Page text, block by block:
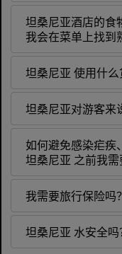
坦桑尼亚酒店的食
我会在菜单上找到
坦桑尼亚 使用什
坦桑尼亚对游客来
如何避免感染疟疾
坦桑尼亚 之前我需
我需要旅行保险吗？
坦桑尼亚 水安全吗